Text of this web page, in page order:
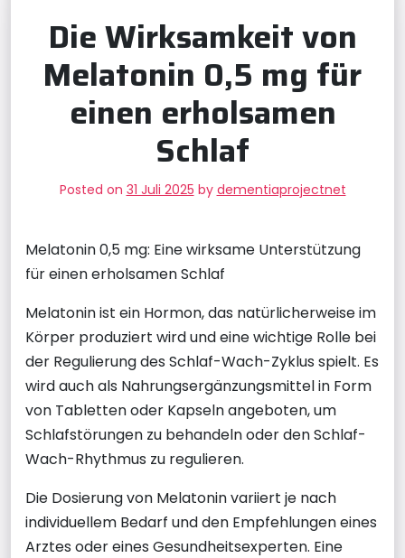
Die Wirksamkeit von
Melatonin 0,5 mg für
einen erholsamen
Schlaf
Posted on 31 Juli 2025 by dementiaprojectnet
Melatonin 0,5 mg: Eine wirksame Unterstützung
für einen erholsamen Schlaf
Melatonin ist ein Hormon, das natürlicherweise im
Körper produziert wird und eine wichtige Rolle bei
der Regulierung des Schlaf-Wach-Zyklus spielt. Es
wird auch als Nahrungsergänzungsmittel in Form
von Tabletten oder Kapseln angeboten, um
Schlafstörungen zu behandeln oder den Schlaf-
Wach-Rhythmus zu regulieren.
Die Dosierung von Melatonin variiert je nach
individuellem Bedarf und den Empfehlungen eines
Arztes oder eines Gesundheitsexperten. Eine